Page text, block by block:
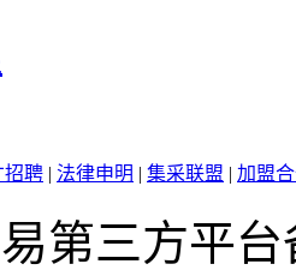
招聘 | 法律申明 | 集采联盟 | 加盟
第三方平